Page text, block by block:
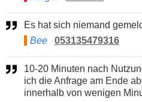
Es hat sich niemand
Bee
053135479316
10-20 Minuten nach Nutzung von Finanzcheck, obwohl
ich die Anfrage am Ende
innerhalb von wenigen